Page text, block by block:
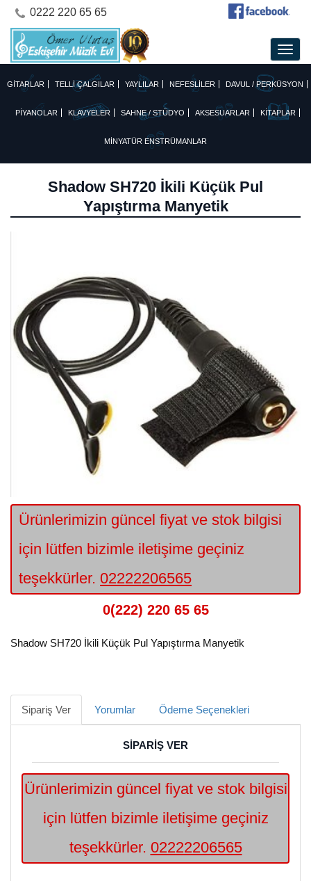
0222 220 65 65
GİTARLAR TELLİ ÇALGILAR YAYLILAR NEFESLİLER DAVUL / PERKÜSYON
PİYANOLAR KLAVYELER SAHNE / STÜDYO AKSESUARLAR KİTAPLAR
MİNYATÜR ENSTRÜMANLAR
Shadow SH720 İkili Küçük Pul
Yapıştırma Manyetik
Ürünlerimizin güncel fiyat ve stok bilgisi
için lütfen bizimle iletişime geçiniz
teşekkürler. 02222206565
0(222) 220 65 65
Shadow SH720 İkili Küçük Pul Yapıştırma Manyetik
Sipariş Ver Yorumlar Ödeme Seçenekleri
SİPARİŞ VER
Ürünlerimizin güncel fiyat ve stok bilgisi
için lütfen bizimle iletişime geçiniz
teşekkürler. 02222206565